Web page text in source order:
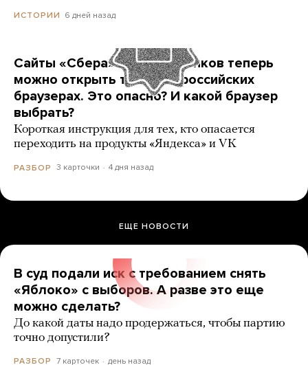
ИСТОРИИ 6 дней назад
Сайты «Сбера» и других банков теперь
можно открыть только в российских
браузерах. Это опасно? И какой браузер
выбрать?
Короткая инструкция для тех, кто опасается
переходить на продукты «Яндекса» и VK
РАЗБОР 3 карточки 4 дня назад
ЕЩЕ НОВОСТИ
В суд подали иск с требованием снять
«Яблоко» с выборов. А разве это еще
можно сделать?
До какой даты надо продержаться, чтобы партию
точно допустили?
РАЗБОР 7 карточек день назад